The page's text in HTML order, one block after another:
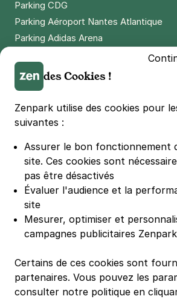
Parking CDG
Parking Aéroport Nantes Atlantique
Parking Adidas Arena
Parking LDLC Arena
Parking Stade Pierre Mauroy
Parking Groupama Stadium
Parking Vélodrome
Parking Bercy
Parking La Défense Arena
Parking Les 4 temps
Parking Nation
Parking Porte de Versailles
Parking Lille Grand Palais
Parking Casino Barrière Lille
des Cookies !
Zenpark utilise des cookies pour
suivantes :
Assurer le bon fonctionnement
site. Ces cookies sont
pas être désactivés
Évaluer l'audience et la
site
Mesurer, optimiser et
campagnes publicitaires
Certains de ces cookies sont
partenaires. Vous pouvez les
consulter notre politique en